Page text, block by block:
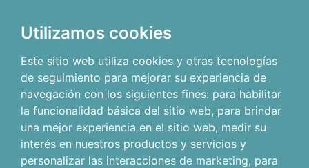
Utilizamos cookies
Este sitio web utiliza cookies y otras tecnologías
de seguimiento para mejorar su experiencia de
navegación con los siguientes fines: para habilitar
la funcionalidad básica del sitio web, para brindar
una mejor experiencia en el sitio web, medir su
interés en nuestros productos y servicios y
personalizar las interacciones de marketing, para